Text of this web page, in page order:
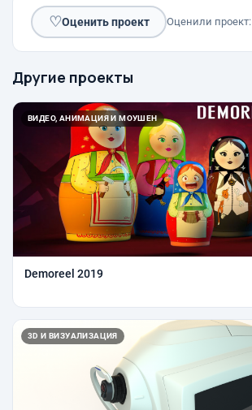
♡Оценить проект Оценили проект:
Другие проекты
ВИДЕО, АНИМАЦИЯ И МОУШЕН
Demoreel 2019
3D И ВИЗУАЛИЗАЦИЯ